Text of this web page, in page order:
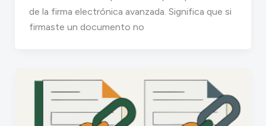
de la firma electrónica avanzada. Significa que si
firmaste un documento no